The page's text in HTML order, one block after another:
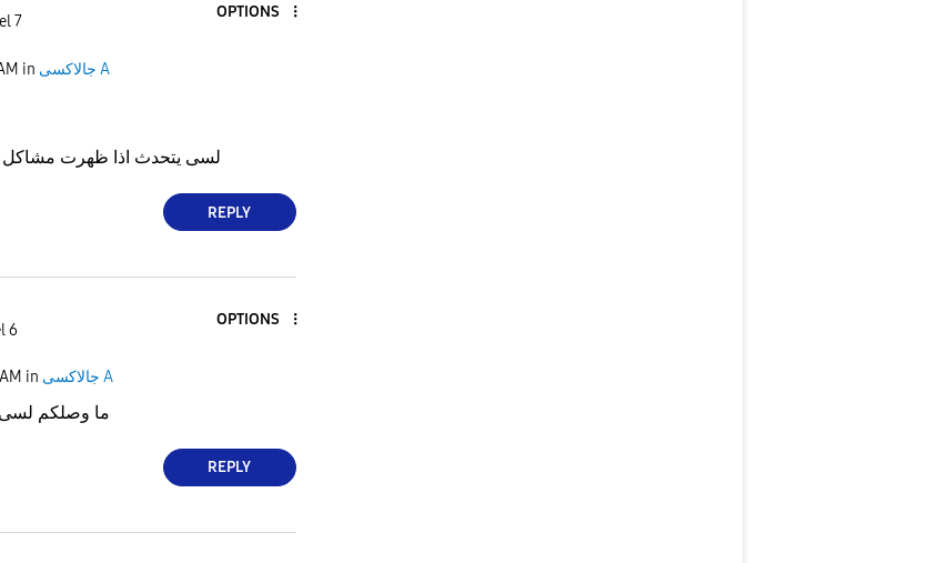
7
OPTIONS
in جالاكسى A
لسى يتحدث اذا ظهرت مشاكل
REPLY
6
OPTIONS
in جالاكسى A
ما وصلكم لسى
REPLY